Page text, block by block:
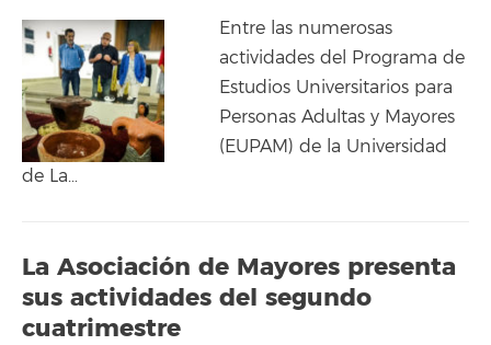
Entre las numerosas
actividades del Programa de
Estudios Universitarios para
Personas Adultas y Mayores
(EUPAM) de la Universidad
de La…
La Asociación de Mayores presenta
sus actividades del segundo
cuatrimestre